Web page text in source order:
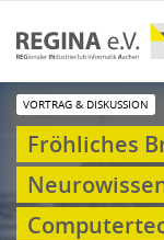
VORTRAG & DISKUSSION
Fröhliches